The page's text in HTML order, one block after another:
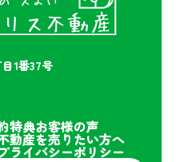
1番37号
特典お客様の声
動産を売りたい方へ
ライバシーポリシー